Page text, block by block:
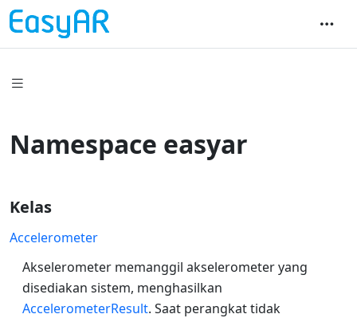
Namespace easyar
Kelas
Accelerometer
Akselerometer memanggil akselerometer yang
disediakan sistem, menghasilkan
AccelerometerResult. Saat perangkat tidak